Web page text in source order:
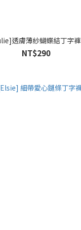
透膚薄紗蝴蝶結丁字褲
NT$290